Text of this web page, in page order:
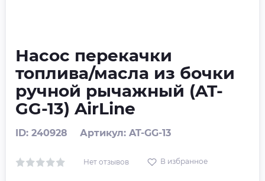
Насос перекачки
топлива/масла из бочки
ручной рычажный (AT-
GG-13) AirLine
ID: 240928 Артикул: AT-GG-13
Нет отзывов В избранное